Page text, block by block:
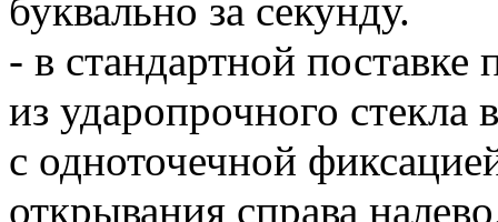
буквально за секунду.
- в стандартной поставке
из ударопрочного стекла
с одноточечной
открывания справа